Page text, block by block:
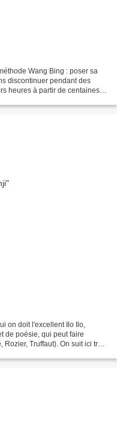
Wang Bing : poser sa
discontinuer pendant des
heures à partir de centaines
on doit l'excellent Ilo Ilo,
de poésie, qui peut faire
Truffaut). On suit ici trois